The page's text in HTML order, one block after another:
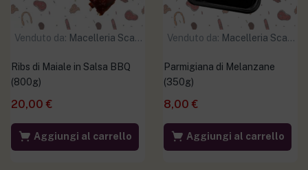
Venduto da: Macelleria Scaramuzzo
Ribs di Maiale in Salsa BBQ
(800g)
20,00 €
Aggiungi al carrello
Venduto da: Macelleria Scaramuzzo
Parmigiana di Melanzane
(350g)
8,00 €
Aggiungi al carrello